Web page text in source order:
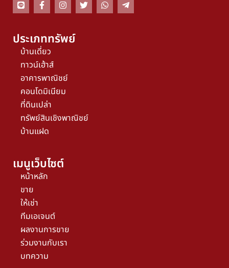
ประเภททรัพย์
บ้านเดี่ยว
ทาวน์เฮ้าส์
อาคารพาณิชย์
คอนโดมิเนียม
ที่ดินเปล่า
ทรัพย์สินเชิงพาณิชย์
บ้านแฝด
เมนูเว็บไซต์
หน้าหลัก
ขาย
ให้เช่า
ทีมเอเจนต์
ผลงานการขาย
ร่วมงานกับเรา
บทความ